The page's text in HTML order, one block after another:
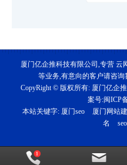
厦门亿企推科技有限公司,专营 云
等业务,有意向的客户请咨询
CopyRight © 版权所有: 厦门亿企
案号:闽ICP
本站关键字: 厦门seo 厦门网站
名